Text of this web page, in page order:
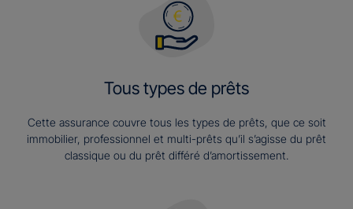
Tous types de prêts
Cette assurance couvre tous les types de prêts, que ce soit
immobilier, professionnel et multi-prêts qu’il s’agisse du prêt
classique ou du prêt différé d’amortissement.